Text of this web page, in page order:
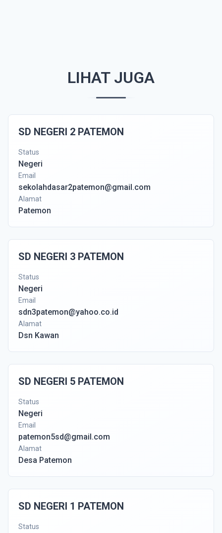
LIHAT JUGA
SD NEGERI 2 PATEMON
Status
Negeri
Email
sekolahdasar2patemon@gmail.com
Alamat
Patemon
SD NEGERI 3 PATEMON
Status
Negeri
Email
sdn3patemon@yahoo.co.id
Alamat
Dsn Kawan
SD NEGERI 5 PATEMON
Status
Negeri
Email
patemon5sd@gmail.com
Alamat
Desa Patemon
SD NEGERI 1 PATEMON
Status